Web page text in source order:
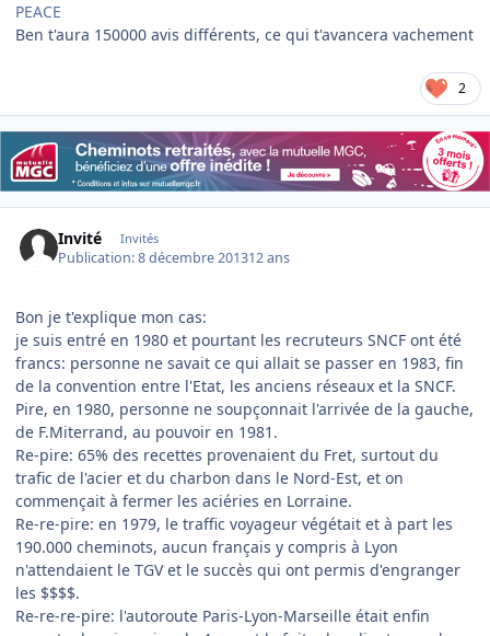
PEACE
Ben t'aura 150000 avis différents, ce qui t'avancera vachement
2
Invité Invités
Publication:8 décembre 201312 ans
Bon je t'explique mon cas:
je suis entré en 1980 et pourtant les recruteurs SNCF ont été
francs: personne ne savait ce qui allait se passer en 1983, fin
de la convention entre l'Etat, les anciens réseaux et la SNCF.
Pire, en 1980, personne ne soupçonnait l'arrivée de la gauche,
de F.Miterrand, au pouvoir en 1981.
Re-pire: 65% des recettes provenaient du Fret, surtout du
trafic de l'acier et du charbon dans le Nord-Est, et on
commençait à fermer les aciéries en Lorraine.
Re-re-pire: en 1979, le traffic voyageur végétait et à part les
190.000 cheminots, aucun français y compris à Lyon
n'attendaient le TGV et le succès qui ont permis d'engranger
les $$$$.
Re-re-re-pire: l'autoroute Paris-Lyon-Marseille était enfin